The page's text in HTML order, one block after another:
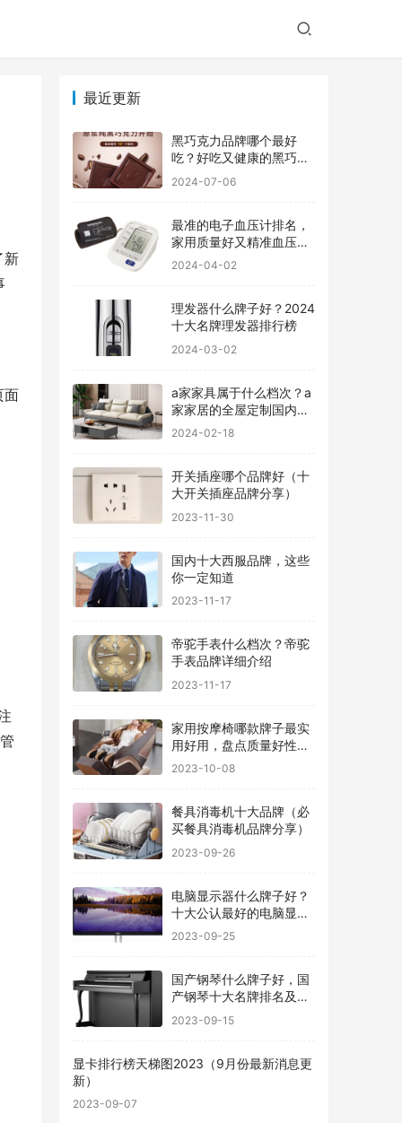
新
面
最近更新
黑巧克力品牌哪个最好
吃？好吃又健康的黑巧克
力品牌
2024-07-06
最准的电子血压计排名，
家用质量好又精准血压计
品牌前十
2024-04-02
理发器什么牌子好？2024
十大名牌理发器排行榜
2024-03-02
a家家具属于什么档次？a
家家居的全屋定制国内排
行
2024-02-18
开关插座哪个品牌好（十
大开关插座品牌分享）
2023-11-30
国内十大西服品牌，这些
你一定知道
2023-11-17
帝驼手表什么档次？帝驼
手表品牌详细介绍
2023-11-17
家用按摩椅哪款牌子最实
用好用，盘点质量好性价
比高的品牌
2023-10-08
餐具消毒机十大品牌（必
买餐具消毒机品牌分享）
2023-09-26
电脑显示器什么牌子好？
十大公认最好的电脑显示
器
2023-09-25
国产钢琴什么牌子好，国
产钢琴十大名牌排名及价
格
2023-09-15
显卡排行榜天梯图2023（9月份最新消息更
新）
2023-09-07